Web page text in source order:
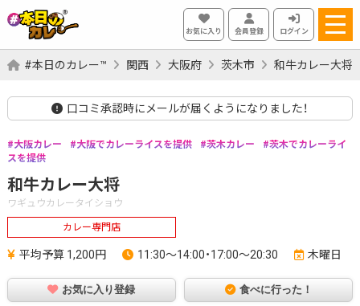
お気に入り 会員登録 ログイン
#本日のカレー™ 関西 大阪府 茨木市 和牛カレー大将
口コミ承認時にメールが届くようになりました！
大阪カレー 大阪でカレーライスを提供 茨木カレー
茨木でカレーライ
スを提供
和牛カレー大将
ワギュウカレータイショウ
カレー専門店
平均予算 1,200円 11:30～14:00・17:00～20:30 木曜日
お気に入り登録 食べに行った！